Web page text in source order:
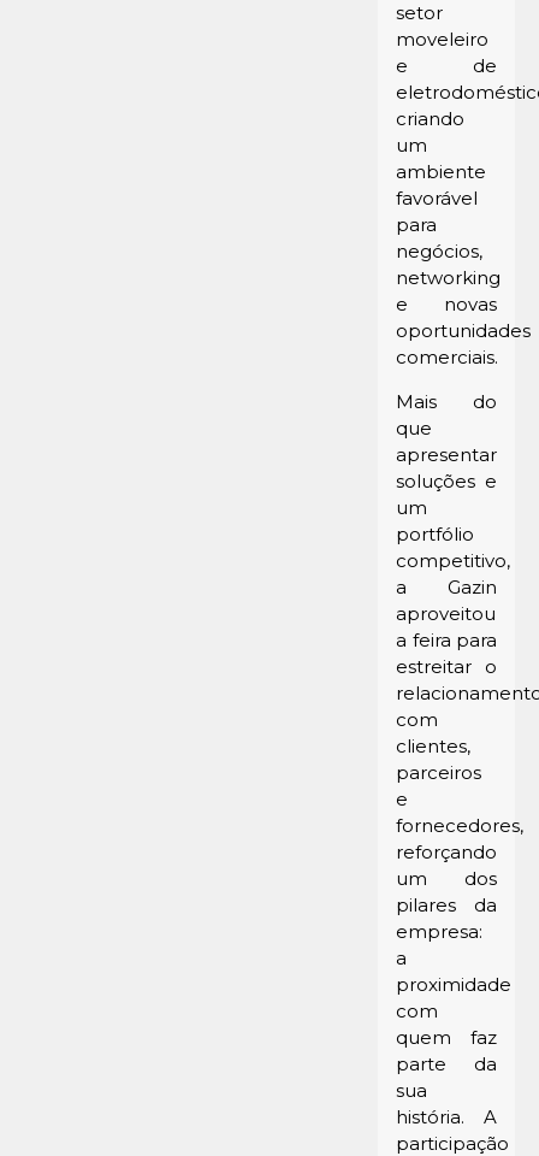
setor
moveleiro
e de
criando
um
ambiente
favorável
para
negócios,
networking
e novas
oportunidades
comerciais.
Mais do
que
apresentar
soluções e
um
portfólio
competitivo,
a Gazin
aproveitou
a feira para
estreitar o
com
clientes,
parceiros
e
fornecedores,
reforçando
um dos
pilares da
empresa:
a
proximidade
com
quem faz
parte da
sua
história. A
participação